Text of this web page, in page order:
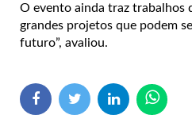
O evento ainda traz trabalhos
grandes projetos que podem
futuro”, avaliou.